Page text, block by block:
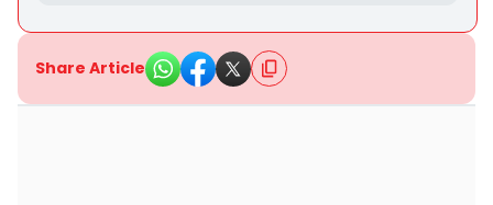
Share Article